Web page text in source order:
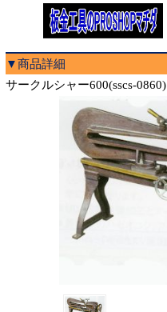
▼商品詳細
サークルシャー600(sscs-0860)